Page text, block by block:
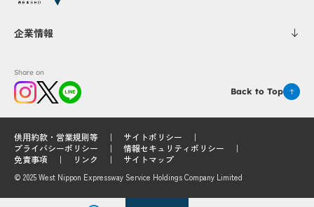
企業情報
Share on
Back to Top
供用約款・営業規則等
サイトポリシー
プライバシーポリシー
情報セキュリティポリシー
免責事項
リンク サイトマップ
© 2025 West Nippon Expressway Service Holdings Company Limited